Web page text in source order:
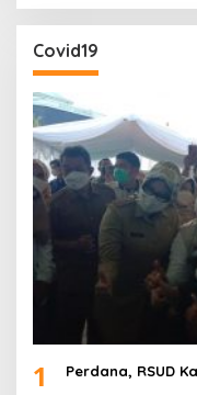
Covid19
1 Perdana, RSUD